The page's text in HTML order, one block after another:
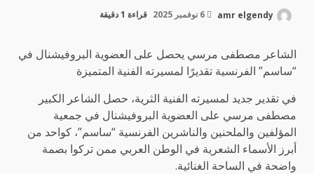
قراءة 1 دقيقة
الشاعر مصطفى مرسي يحصل على العضوية البروفيشنال في
“ساسم” الفرنسية تقديرًا لمسيرته الفنية المتميزة
في تقدير جديد لمسيرته الفنية الثرية، حصل الشاعر الكبير
مصطفى مرسي على العضوية البروفيشنال في جمعية
المؤلفين والملحنين والناشرين الفرنسية “ساسم”، كواحد من
أبرز الأسماء الشعرية في الوطن العربي ممن تركوا بصمة
واضحة في الساحة الغنائية.